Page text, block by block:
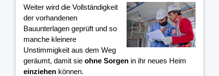
Weiter wird die Vollständigkeit
der vorhandenen
Bauunterlagen geprüft und so
manche kleinere
Unstimmigkeit aus dem Weg
geräumt, damit sie ohne Sorgen in ihr neues Heim
einziehen können.